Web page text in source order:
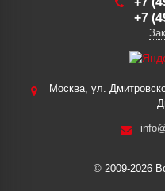
+7
Москва, ул.
© 2009-2026